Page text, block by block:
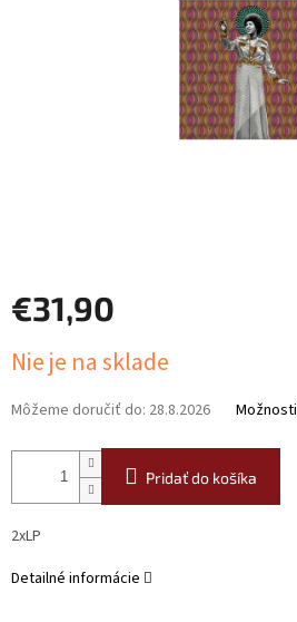
€31,90
cena:
Nie je na sklade
Môžeme doručiť do: 28.8.2026
Pridať do košíka
2xLP
Detailné informácie